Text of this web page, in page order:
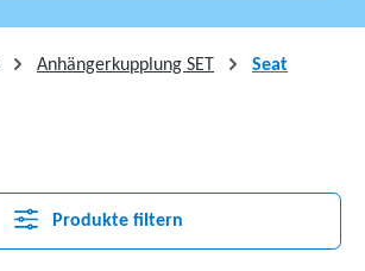
Anhängerkupplung SET Seat
Produkte filtern